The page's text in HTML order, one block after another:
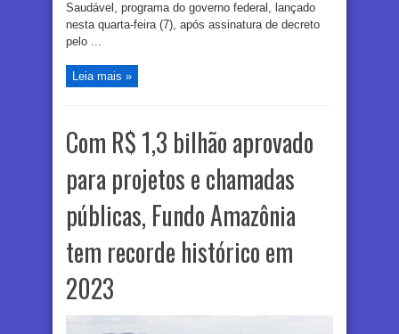
Saudável, programa do governo federal, lançado
nesta quarta-feira (7), após assinatura de decreto
pelo ...
Leia mais »
Com R$ 1,3 bilhão aprovado
para projetos e chamadas
públicas, Fundo Amazônia
tem recorde histórico em
2023